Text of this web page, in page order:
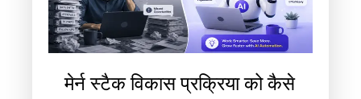
मेर्न स्टैक विकास प्रक्रिया को कैसे